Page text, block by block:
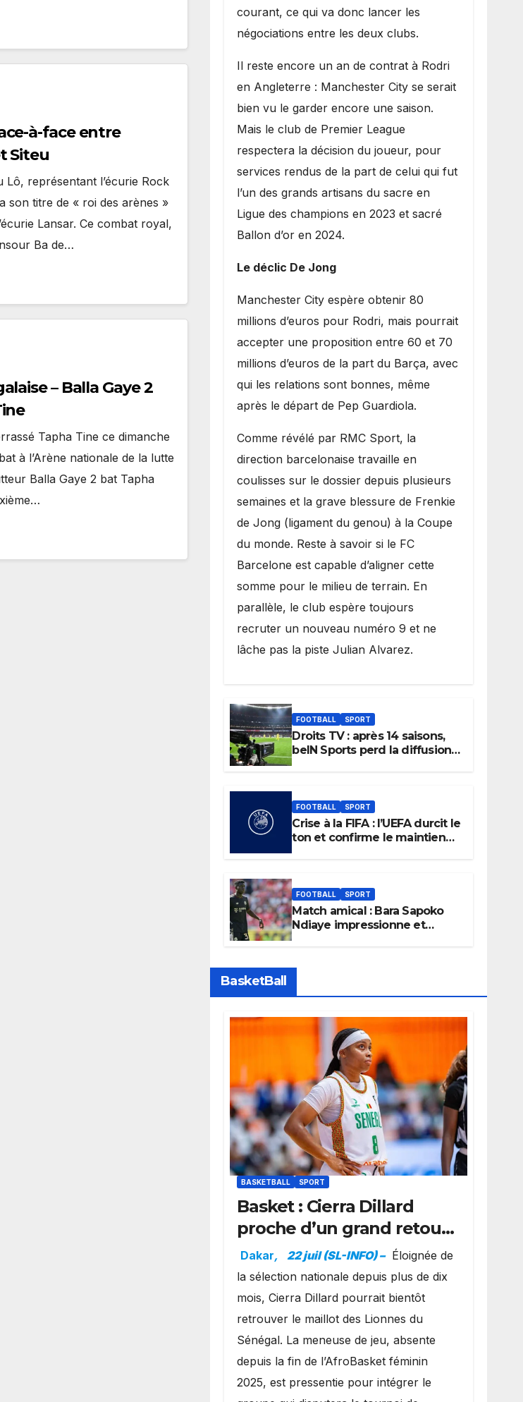
à-face entre
Siteu
Lô, représentant l’écurie Rock
son titre de « roi des arènes »
Lansar. Ce combat royal,
Ba de…
– Balla Gaye 2
Tapha Tine ce dimanche
à l’Arène nationale de la lutte
Balla Gaye 2 bat Tapha
courant, ce qui va donc lancer les
négociations entre les deux clubs.
​Il reste encore un an de contrat à Rodri
en Angleterre : Manchester City se serait
bien vu le garder encore une saison.
Mais le club de Premier League
respectera la décision du joueur, pour
services rendus de la part de celui qui fut
l’un des grands artisans du sacre en
Ligue des champions en 2023 et sacré
Ballon d’or en 2024.
Le déclic De Jong
​Manchester City espère obtenir 80
millions d’euros pour Rodri, mais pourrait
accepter une proposition entre 60 et 70
millions d’euros de la part du Barça, avec
qui les relations sont bonnes, même
après le départ de Pep Guardiola.
​Comme révélé par RMC Sport, la
direction barcelonaise travaille en
coulisses sur le dossier depuis plusieurs
semaines et la grave blessure de Frenkie
de Jong (ligament du genou) à la Coupe
du monde. Reste à savoir si le FC
Barcelone est capable d’aligner cette
somme pour le milieu de terrain. En
parallèle, le club espère toujours
recruter un nouveau numéro 9 et ne
lâche pas la piste Julian Alvarez.
FOOTBALL SPORT
Droits TV : après 14 saisons,
beIN Sports perd la diffusion
FOOTBALL SPORT
Crise à la FIFA : l’UEFA durcit le
ton et confirme le maintien
FOOTBALL SPORT
Match amical : Bara Sapoko
Ndiaye impressionne et
BasketBall
BASKETBALL SPORT
Basket : Cierra Dillard
proche d’un grand retour
avec les Lionnes ?
Dakar, 22 juil (SL-INFO) – Éloignée de
la sélection nationale depuis plus de dix
mois, Cierra Dillard pourrait bientôt
retrouver le maillot des Lionnes du
Sénégal. La meneuse de jeu, absente
depuis la fin de l’AfroBasket féminin
2025, est pressentie pour intégrer le